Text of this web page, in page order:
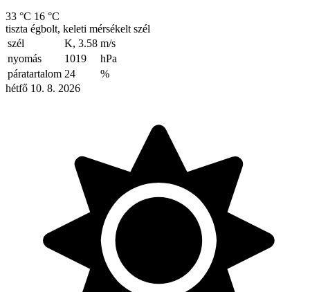
33 °C 16 °C
tiszta égbolt, keleti mérsékelt szél
szél
K, 3.58 m/s
nyomás
1019
hPa
páratartalom 24
%
hétfő 10. 8. 2026